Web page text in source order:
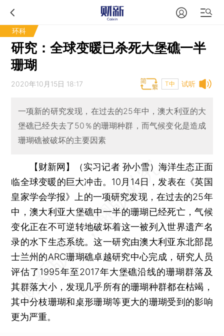
环科
研究：全球变暖已杀死大堡礁一半
珊瑚
试听
2020年10月15日 18:17 T中
一项新的研究发现，在过去的25年中，澳大利亚的大
堡礁已经失去了50％的珊瑚种群，而气候变化是造成
珊瑚礁被破坏的主要因素
【财新网】（实习记者 孙小雪）海洋生态正面
临全球变暖的巨大冲击。10月14日，发表在《英国
皇家学会学报》上的一项研究发现，在过去的25年
中，澳大利亚大堡礁中一半的珊瑚已经死亡，气候
变化正在不可逆转地破坏着这一被列入世界遗产名
录的水下生态系统。这一研究由澳大利亚东北部昆
士兰州的ARC珊瑚礁卓越研究中心完成，研究人员
评估了1995年至2017年大堡礁沿线的珊瑚群落及
其群落大小，发现几乎所有的珊瑚种群都在枯竭，
其中分枝珊瑚和桌形珊瑚等更大的珊瑚受到的影响
更为严重。